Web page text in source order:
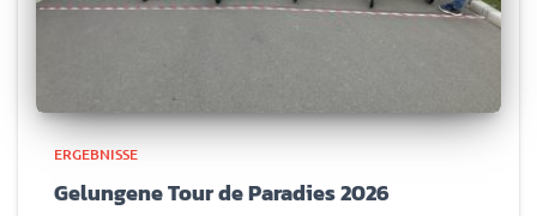
ERGEBNISSE
Gelungene Tour de Paradies 2026